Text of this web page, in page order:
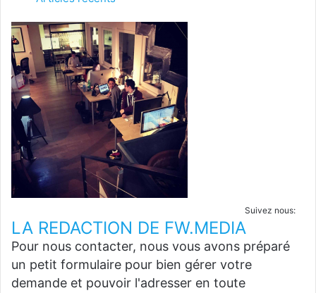
Suivez nous:
LA REDACTION DE FW.MEDIA
Pour nous contacter, nous vous avons préparé
un petit formulaire pour bien gérer votre
demande et pouvoir l'adresser en toute